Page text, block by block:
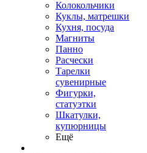
Колокольчики
Куклы, матрешки
Кухня, посуда
Магниты
Панно
Расчески
Тарелки
сувенирные
Фигурки,
статуэтки
Шкатулки,
купюрницы
Ещё